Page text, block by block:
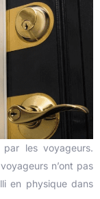
par les voyageurs.
n’ont pas
en physique dans